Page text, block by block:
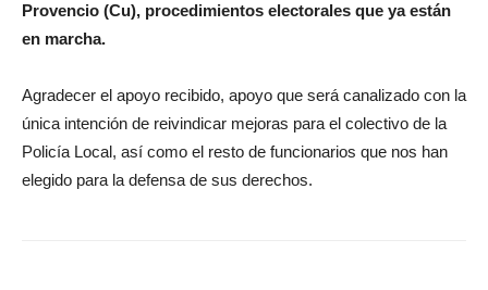
Provencio (Cu), procedimientos electorales que ya están
en marcha.
Agradecer el apoyo recibido, apoyo que será canalizado con la
única intención de reivindicar mejoras para el colectivo de la
Policía Local, así como el resto de funcionarios que nos han
elegido para la defensa de sus derechos.